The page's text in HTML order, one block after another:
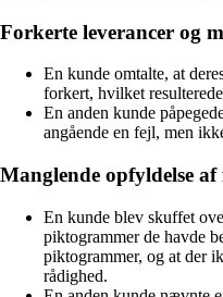
Forkerte leverancer og
En kunde omtalte, at
forkert, hvilket
En anden kunde
angående en fejl, men
Manglende opfyldelse
En kunde blev skuffet
piktogrammer de havde
piktogrammer, og at der
rådighed.